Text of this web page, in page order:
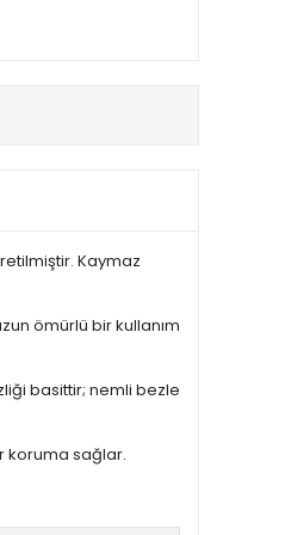
Kaymaz
ömürlü bir kullanım
basittir; nemli bezle
koruma sağlar.